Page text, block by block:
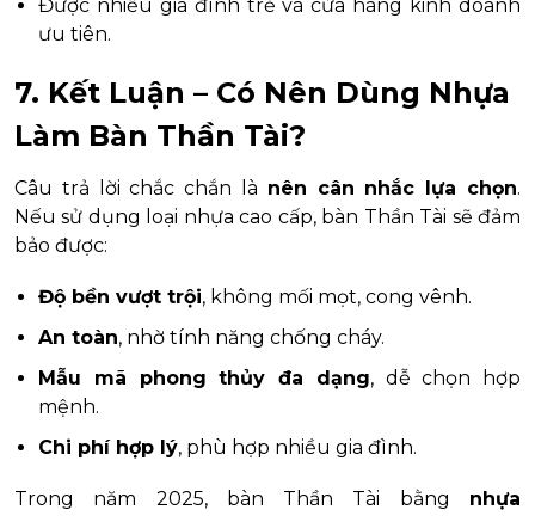
Được nhiều gia đình trẻ và cửa hàng kinh doanh
ưu tiên.
7. Kết Luận – Có Nên Dùng Nhựa
Làm Bàn Thần Tài?
Câu trả lời chắc chắn là nên cân nhắc lựa chọn.
Nếu sử dụng loại nhựa cao cấp, bàn Thần Tài sẽ đảm
bảo được:
Độ bền vượt trội, không mối mọt, cong vênh.
An toàn, nhờ tính năng chống cháy.
Mẫu mã phong thủy đa dạng, dễ chọn hợp
mệnh.
Chi phí hợp lý, phù hợp nhiều gia đình.
Trong năm 2025, bàn Thần Tài bằng nhựa